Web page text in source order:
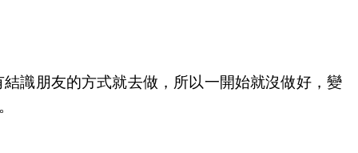
識朋友的方式就去做，所以一開始就沒做好，變